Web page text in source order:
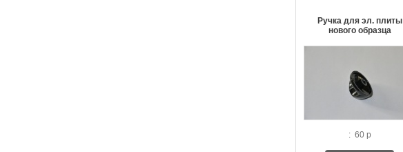
Ручка для эл. плиты
нового образца
: 60 р